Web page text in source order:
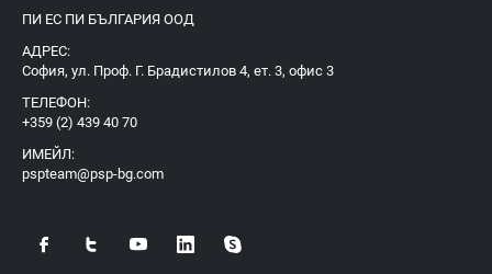
ПИ ЕС ПИ БЪЛГАРИЯ ООД
АДРЕС:
София, ул. Проф. Г. Брадистилов 4, ет. 3, офис 3
ТЕЛЕФОН:
+359 (2) 439 40 70
ИМЕЙЛ:
pspteam@psp-bg.com